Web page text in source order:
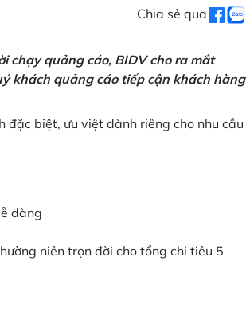
Chia sẻ qua
chạy quảng cáo, BIDV cho ra mắt
khách quảng cáo tiếp cận khách hàng
đặc biệt, ưu việt dành riêng cho nhu cầu
dàng
niên trọn đời cho tổng chi tiêu 5